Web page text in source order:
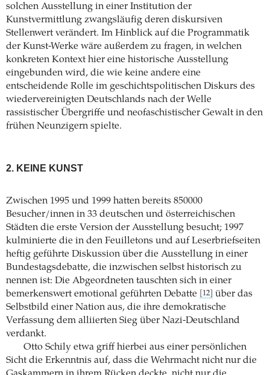
solchen Ausstellung in einer Institution der
Kunstvermittlung zwangsläufig deren diskursiven
Stellenwert verändert. Im Hinblick auf die Programmatik
der Kunst-Werke wäre außerdem zu fragen, in welchen
konkreten Kontext hier eine historische Ausstellung
eingebunden wird, die wie keine andere eine
entscheidende Rolle im geschichtspolitischen Diskurs des
wiedervereinigten Deutschlands nach der Welle
rassistischer Übergriffe und neofaschistischer Gewalt in den
frühen Neunzigern spielte.
2. KEINE KUNST
Zwischen 1995 und 1999 hatten bereits 850000
Besucher/innen in 33 deutschen und österreichischen
Städten die erste Version der Ausstellung besucht; 1997
kulminierte die in den Feuilletons und auf Leserbriefseiten
heftig geführte Diskussion über die Ausstellung in einer
Bundestagsdebatte, die inzwischen selbst historisch zu
nennen ist: Die Abgeordneten tauschten sich in einer
bemerkenswert emotional geführten Debatte
[12]
über das
Selbstbild einer Nation aus, die ihre demokratische
Verfassung dem alliierten Sieg über Nazi-Deutschland
verdankt.
Otto Schily etwa griff hierbei aus einer persönlichen
Sicht die Erkenntnis auf, dass die Wehrmacht nicht nur die